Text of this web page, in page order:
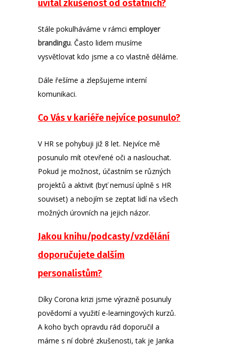
uvítal zkušenost od ostatních?
Stále pokulháváme v rámci employer
brandingu. Často lidem musíme
vysvětlovat kdo jsme a co vlastně děláme.
Dále řešíme a zlepšujeme interní
komunikaci.
Co Vás v kariéře nejvíce posunulo?
V HR se pohybuji již 8 let. Nejvíce mě
posunulo mít otevřené oči a naslouchat.
Pokud je možnost, účastním se různých
projektů a aktivit (byť nemusí úplně s HR
souviset) a nebojím se zeptat lidí na všech
možných úrovních na jejich názor.
Jakou knihu/podcasty/vzdělání
doporučujete dalším
personalistům?
Díky Corona krizi jsme výrazně posunuly
povědomí a využití e-learningových kurzů.
A koho bych opravdu rád doporučil a
máme s ní dobré zkušenosti, tak je Janka